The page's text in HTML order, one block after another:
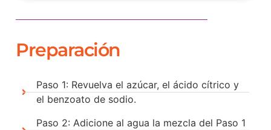
Preparación
Paso 1: Revuelva el azúcar, el ácido cítrico y
el benzoato de sodio.
Paso 2: Adicione al agua la mezcla del Paso 1